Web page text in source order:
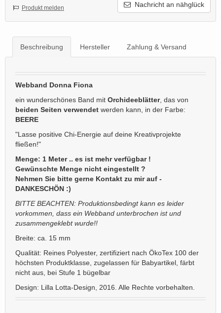
Nachricht an nähglück
Produkt melden
Beschreibung Hersteller Zahlung & Versand
Webband Donna Fiona
ein wunderschönes Band mit Orchideeblätter, das von
beiden Seiten verwendet werden kann, in der Farbe:
BEERE
"Lasse positive Chi-Energie auf deine Kreativprojekte
fließen!"
Menge: 1 Meter .. es ist mehr verfügbar !
Gewünschte Menge nicht eingestellt ?
Nehmen Sie bitte gerne Kontakt zu mir auf -
DANKESCHÖN :)
BITTE BEACHTEN: Produktionsbedingt kann es leider
vorkommen, dass ein Webband unterbrochen ist und
zusammengeklebt wurde!!
Breite: ca. 15 mm
Qualität: Reines Polyester, zertifiziert nach ÖkoTex 100 der
höchsten Produktklasse, zugelassen für Babyartikel, färbt
nicht aus, bei Stufe 1 bügelbar
Design: Lilla Lotta-Design, 2016. Alle Rechte vorbehalten.